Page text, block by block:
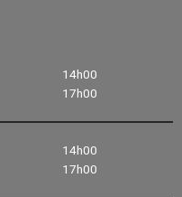
14h00
17h00
14h00
17h00